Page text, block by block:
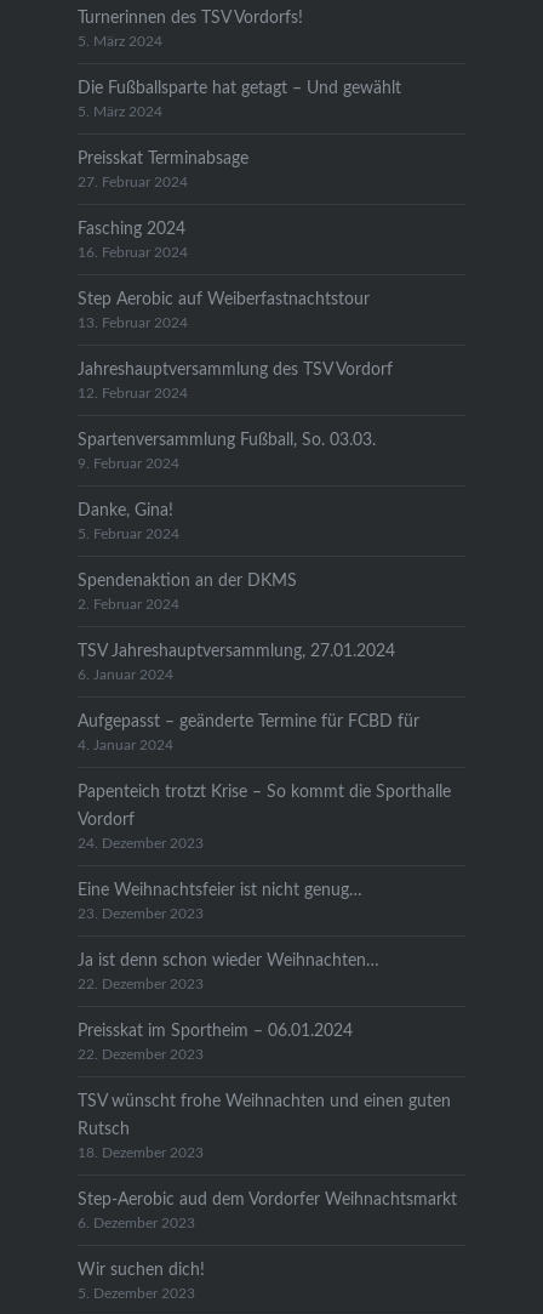
Turnerinnen des TSV Vordorfs!
5. März 2024
Die Fußballsparte hat getagt – Und gewählt
5. März 2024
Preisskat Terminabsage
27. Februar 2024
Fasching 2024
16. Februar 2024
Step Aerobic auf Weiberfastnachtstour
13. Februar 2024
Jahreshauptversammlung des TSV Vordorf
12. Februar 2024
Spartenversammlung Fußball, So. 03.03.
9. Februar 2024
Danke, Gina!
5. Februar 2024
Spendenaktion an der DKMS
2. Februar 2024
TSV Jahreshauptversammlung, 27.01.2024
6. Januar 2024
Aufgepasst – geänderte Termine für FCBD für
4. Januar 2024
Papenteich trotzt Krise – So kommt die Sporthalle
Vordorf
24. Dezember 2023
Eine Weihnachtsfeier ist nicht genug…
23. Dezember 2023
Ja ist denn schon wieder Weihnachten…
22. Dezember 2023
Preisskat im Sportheim – 06.01.2024
22. Dezember 2023
TSV wünscht frohe Weihnachten und einen guten
Rutsch
18. Dezember 2023
Step-Aerobic aud dem Vordorfer Weihnachtsmarkt
6. Dezember 2023
Wir suchen dich!
5. Dezember 2023